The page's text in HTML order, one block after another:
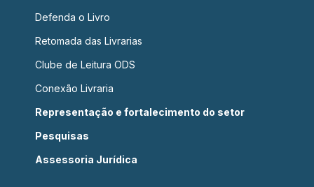
Defenda o Livro
Retomada das Livrarias
Clube de Leitura ODS
Conexão Livraria
Representação e fortalecimento do setor
Pesquisas
Assessoria Jurídica